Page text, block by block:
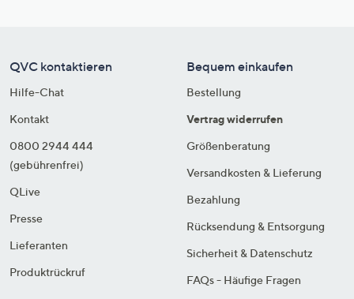
QVC kontaktieren
Hilfe-Chat
Kontakt
0800 2944 444
(gebührenfrei)
QLive
Presse
Lieferanten
Produktrückruf
Bequem einkaufen
Bestellung
Vertrag widerrufen
Größenberatung
Versandkosten & Lieferung
Bezahlung
Rücksendung & Entsorgung
Sicherheit & Datenschutz
FAQs - Häufige Fragen